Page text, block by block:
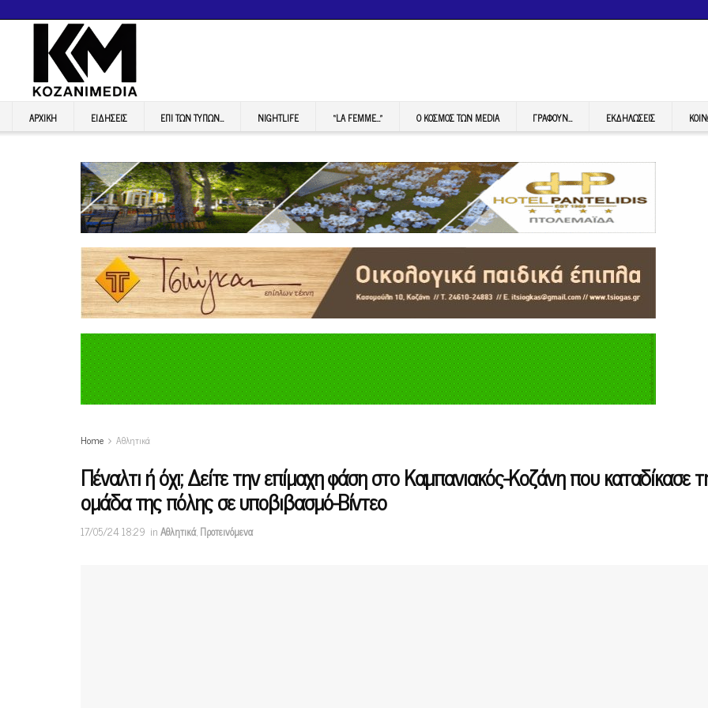
ΑΡΧΙΚΉ ΕΙΔΉΣΕΙΣ ΕΠI ΤΩΝ ΤΥΠΩΝ… NIGHTLIFE “LA FEMME…” Ο ΚΟΣΜΟΣ ΤΩΝ MEDIA ΓΡΆΦΟΥΝ… ΕΚΔΗΛΏΣΕΙΣ
Home Αθλητικά
Πέναλτι ή όχι; Δείτε την επίμαχη φάση στο Καμπανιακός-Κοζάνη που καταδίκασε
ομάδα της πόλης σε υποβιβασμό-Βίντεο
17/05/24 18:29 inΑθλητικά,Προτεινόμενα